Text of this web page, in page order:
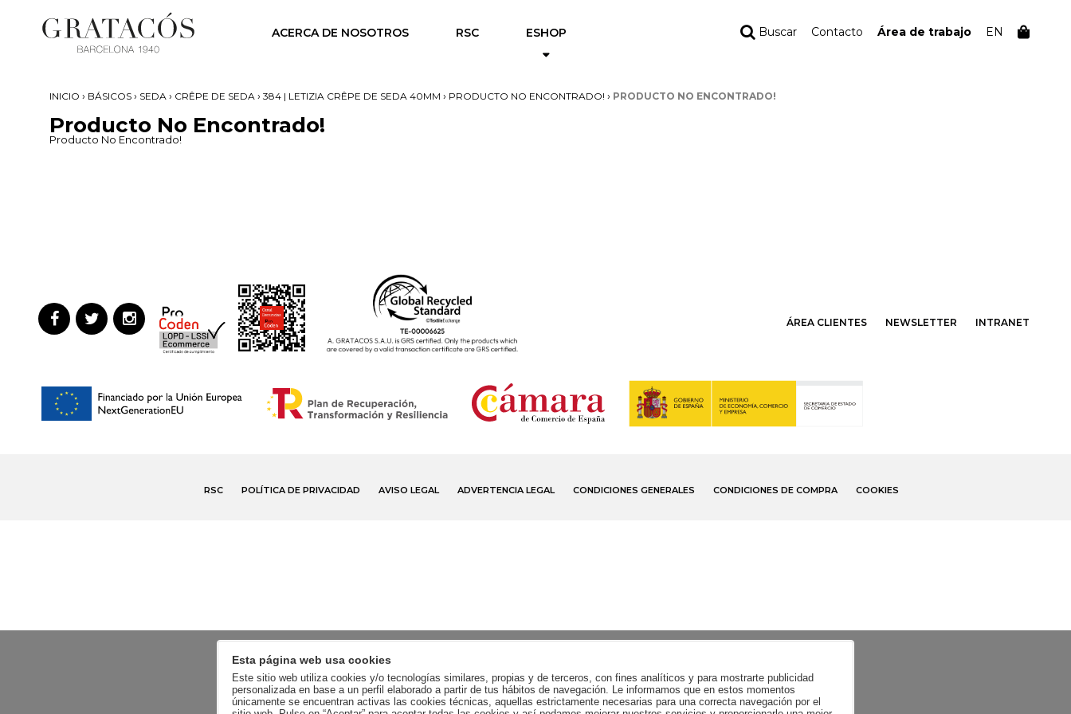
ACERCA DE NOSOTROS RSC ESHOP Buscar Contacto Área de trabajo EN
INICIO › BÁSICOS › SEDA › CRÊPE DE SEDA › 384 | LETIZIA CRÊPE DE SEDA 40MM › PRODUCTO NO ENCONTRADO! › PRODUCTO NO ENCONTRADO!
Producto No Encontrado!
Producto No Encontrado!
ÁREA CLIENTES NEWSLETTER INTRANET
RSC POLÍTICA DE PRIVACIDAD AVISO LEGAL ADVERTENCIA LEGAL CONDICIONES GENERALES CONDICIONES DE COMPRA COOKIES
Esta página web usa cookies
Este sitio web utiliza cookies y/o tecnologías similares, propias y de terceros, con fines analíticos y para mostrarte publicidad
personalizada en base a un perfil elaborado a partir de tus hábitos de navegación. Le informamos que en estos momentos
únicamente se encuentran activas las cookies técnicas, aquellas estrictamente necesarias para una correcta navegación por el